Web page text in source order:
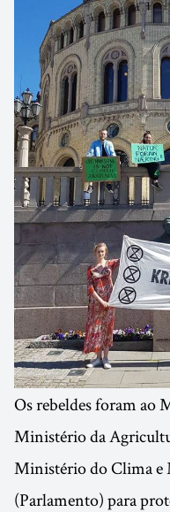
Os rebeldes foram ao
Ministério da
Ministério do Clima e
(Parlamento) para